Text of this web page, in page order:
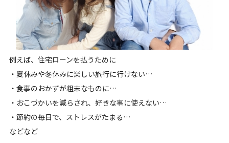
例えば、住宅ローンを払うために
・夏休みや冬休みに楽しい旅行に行けない…
・食事のおかずが粗末なものに…
・おこづかいを減らされ、好きな事に使えない…
・節約の毎日で、ストレスがたまる…
などなど